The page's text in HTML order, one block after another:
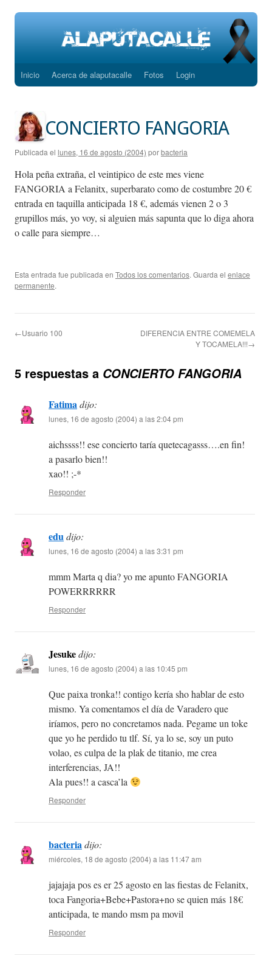
Saltar
contenido
Inicio Acerca de alaputacalle Fotos Login
CONCIERTO FANGORIA
Publicada el lunes, 16 de agosto (2004) porbacteria
Hola peña extraña, el veintipico de este mes viene
FANGORIA a Felanitx, superbarato como de costumbre 20 €
entrada en taquilla anticipada 18 €, además vienen 2 o 3
grupillos más, yo voy, si alguien más sapunta que lo diga ahora
o calle para siempre…
Esta entrada fue publicada en Todos los comentarios. Guarda el enlace
permanente.
←Usuario 100
DIFERENCIA ENTRE COMEMELA
Y TOCAMELA!!!→
5 respuestas a CONCIERTO FANGORIA
Fatimadijo:
lunes, 16 de agosto (2004) a las 2:04 pm
aichssss!! ese concierto taría quetecagasss….en fin!
a pasarlo bien!!
xao!! ;-*
Responder
edudijo:
lunes, 16 de agosto (2004) a las 3:31 pm
mmm Marta q dia? yo me apunto FANGORIA
POWERRRRRR
Responder
Jesukedijo:
lunes, 16 de agosto (2004) a las 10:45 pm
Que paixa tronka!! contigo kería sho hablar de esto
mismo. Ya comentamos el día de Varadero que
iríamos, pero no concretamos nada. Pegame un toke
que yo he perdido tu tlf. Sí, ya lo se, soy un puto
volao, es culpa de la plak de titanio, me crea
interferencias, JA!!
Ala pues!! a casca’la
Responder
bacteriadijo:
miércoles, 18 de agosto (2004) a las 11:47 am
jajajaja pos es er 25 agosto en las fiestas de Felanitx,
toca Fangoria+Bebe+Pastora+no se quien más 18€
anticipada, te mando msm pa movil
Responder